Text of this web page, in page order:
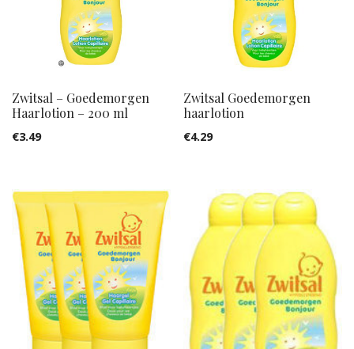
Zwitsal – Goedemorgen
Haarlotion – 200 ml
€3.49
Zwitsal Goedemorgen
haarlotion
€4.29